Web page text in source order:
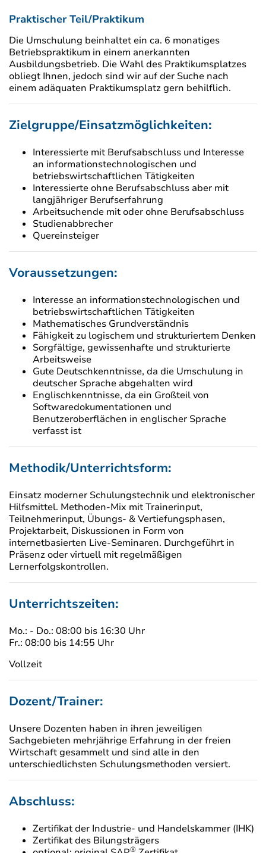
Praktischer Teil/Praktikum
Die Umschulung beinhaltet ein ca. 6 monatiges
Betriebspraktikum in einem anerkannten
Ausbildungsbetrieb. Die Wahl des Praktikumsplatzes
obliegt Ihnen, jedoch sind wir auf der Suche nach
einem adäquaten Praktikumsplatz gern behilflich.
Zielgruppe/Einsatzmöglichkeiten:
Interessierte mit Berufsabschluss und Interesse
an informationstechnologischen und
betriebswirtschaftlichen Tätigkeiten
Interessierte ohne Berufsabschluss aber mit
langjähriger Berufserfahrung
Arbeitsuchende mit oder ohne Berufsabschluss
Studienabbrecher
Quereinsteiger
Voraussetzungen:
Interesse an informationstechnologischen und
betriebswirtschaftlichen Tätigkeiten
Mathematisches Grundverständnis
Fähigkeit zu logischem und strukturiertem Denken
Sorgfältige, gewissenhafte und strukturierte
Arbeitsweise
Gute Deutschkenntnisse, da die Umschulung in
deutscher Sprache abgehalten wird
Englischkenntnisse, da ein Großteil von
Softwaredokumentationen und
Benutzeroberflächen in englischer Sprache
verfasst ist
Methodik/Unterrichtsform:
Einsatz moderner Schulungstechnik und elektronischer
Hilfsmittel. Methoden-Mix mit Trainerinput,
Teilnehmerinput, Übungs- & Vertiefungsphasen,
Projektarbeit, Diskussionen in Form von
internetbasierten Live-Seminaren. Durchgeführt in
Präsenz oder virtuell mit regelmäßigen
Lernerfolgskontrollen.
Unterrichtszeiten:
Mo.: - Do.: 08:00 bis 16:30 Uhr
Fr.: 08:00 bis 14:55 Uhr
Vollzeit
Dozent/Trainer:
Unsere Dozenten haben in ihren jeweiligen
Sachgebieten mehrjährige Erfahrung in der freien
Wirtschaft gesammelt und sind alle in den
unterschiedlichsten Schulungsmethoden versiert.
Abschluss:
Zertifikat der Industrie- und Handelskammer (IHK)
Zertifikat des Bilungsträgers
®